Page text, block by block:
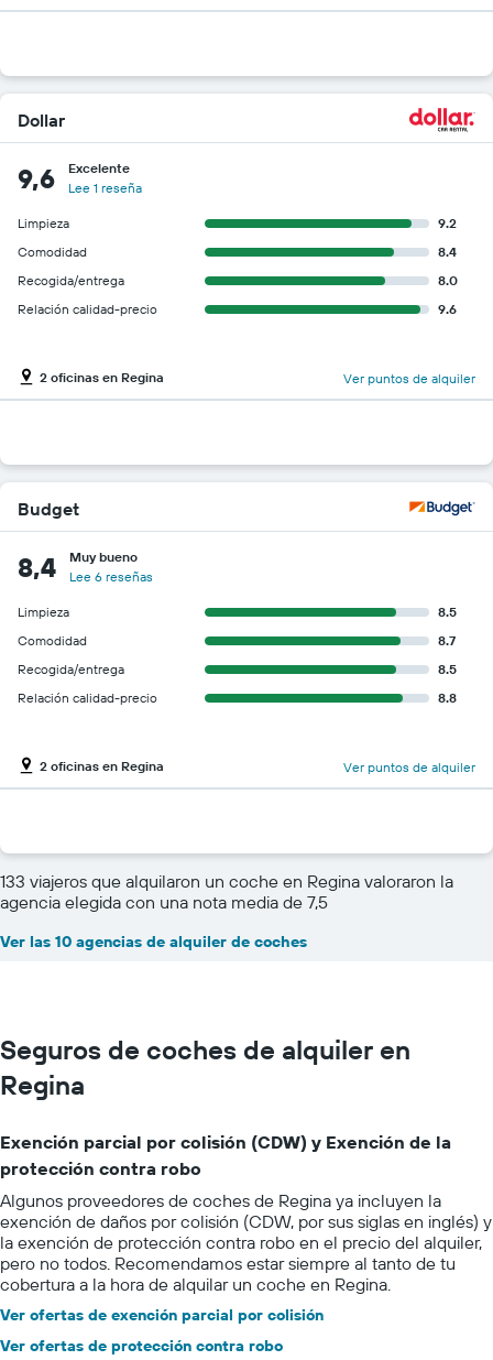
Dollar
9,6
Excelente
Lee 1 reseña
Limpieza
9.2
Comodidad
8.4
Recogida/entrega
8.0
Relación calidad-precio
9.6
2 oficinas en Regina Ver puntos de alquiler
Budget
8,4
Muy bueno
Lee 6 reseñas
Limpieza
8.5
Comodidad
8.7
Recogida/entrega
8.5
Relación calidad-precio
8.8
2 oficinas en Regina Ver puntos de alquiler
133 viajeros que alquilaron un coche en Regina valoraron la
agencia elegida con una nota media de 7,5
Ver las 10 agencias de alquiler de coches
Seguros de coches de alquiler en
Regina
Exención parcial por colisión (CDW) y Exención de la
protección contra robo
Algunos proveedores de coches de Regina ya incluyen la
exención de daños por colisión (CDW, por sus siglas en inglés) y
la exención de protección contra robo en el precio del alquiler,
pero no todos. Recomendamos estar siempre al tanto de tu
cobertura a la hora de alquilar un coche en Regina.
Ver ofertas de exención parcial por colisión
Ver ofertas de protección contra robo